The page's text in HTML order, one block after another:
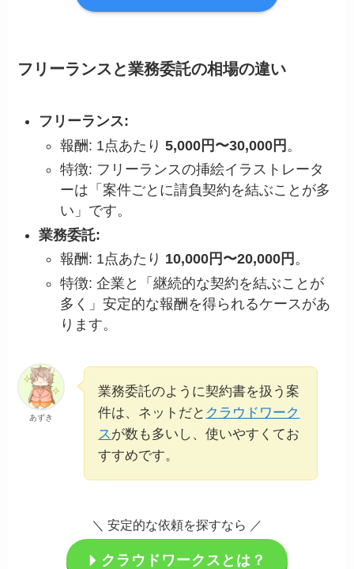
フリーランスと業務委託の相場の違い
フリーランス:
報酬: 1点あたり5,000円〜30,000円 。
特徴: フリーランスの挿絵イラストレータ
ーは「案件ごとに請負契約を結ぶことが多
い」です。
業務委託:
報酬: 1点あたり 10,000円〜20,000円 。
特徴: 企業と「継続的な契約を結ぶことが
多く」安定的な報酬を得られるケースがあ
ります。
あずき
業務委託のように契約書を扱う案
件は、ネットだと クラウドワーク
ス が数も多いし、使いやすくてお
すすめです。
＼ 安定的な依頼を探すなら ／
クラウドワークスとは？